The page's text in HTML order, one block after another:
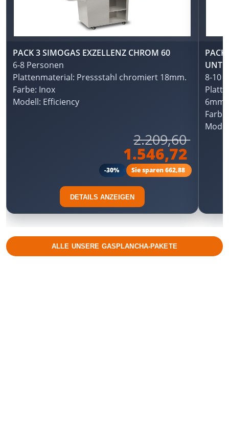
PACK 3 SIMOGAS EXZELLENZ CHROM 60
6-8 Personen
Plattenmaterial: Pressstahl chromiert 18mm.
Farbe: Inox
Modell: Efficiency
2.209,60
1.546,72
-30% Sie sparen 662,88
DETAILS ANZEIGEN
8-10
6mm
ALLE UNSERE GASPLANCHA-PAKETE